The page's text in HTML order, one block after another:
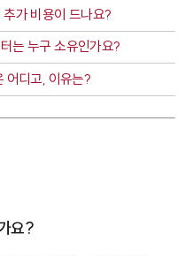
가 비용이 드나요?
는 누구 소유인가요?
어디고, 이유는?
요?